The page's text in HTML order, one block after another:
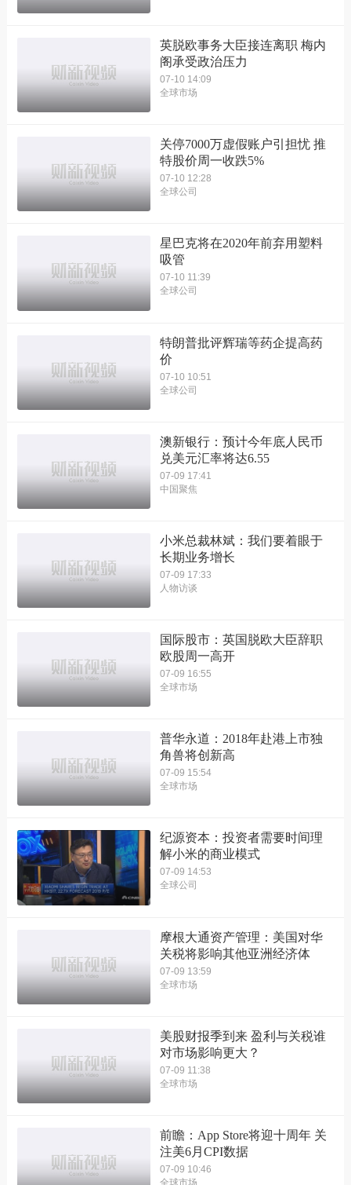
英脱欧事务大臣接连离职 梅内
阁承受政治压力
07-10 14:09
全球市场
关停7000万虚假账户引担忧 推
特股价周一收跌5%
07-10 12:28
全球公司
星巴克将在2020年前弃用塑料
吸管
07-10 11:39
全球公司
特朗普批评辉瑞等药企提高药
价
07-10 10:51
全球公司
澳新银行：预计今年底人民币
兑美元汇率将达6.55
07-09 17:41
中国聚焦
小米总裁林斌：我们要着眼于
长期业务增长
07-09 17:33
人物访谈
国际股市：英国脱欧大臣辞职
欧股周一高开
07-09 16:55
全球市场
普华永道：2018年赴港上市独
角兽将创新高
07-09 15:54
全球市场
纪源资本：投资者需要时间理
解小米的商业模式
07-09 14:53
全球公司
摩根大通资产管理：美国对华
关税将影响其他亚洲经济体
07-09 13:59
全球市场
美股财报季到来 盈利与关税谁
对市场影响更大？
07-09 11:38
全球市场
前瞻：App Store将迎十周年 关
注美6月CPI数据
07-09 10:46
全球市场